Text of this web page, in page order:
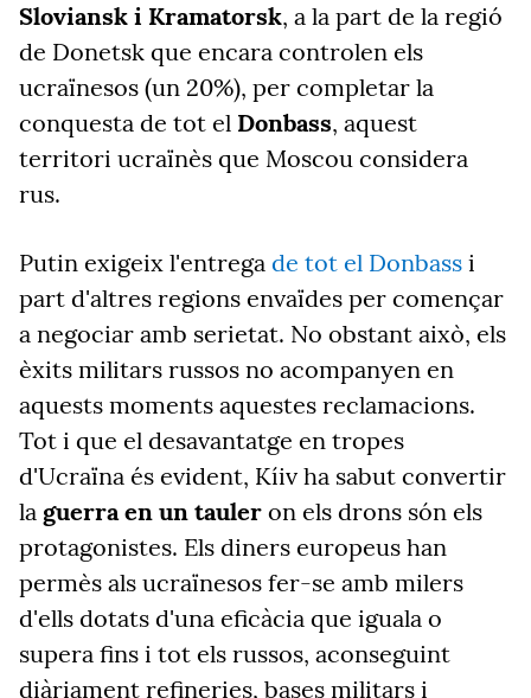
Sloviansk i Kramatorsk, a la part de la regió
de Donetsk que encara controlen els
ucraïnesos (un 20%), per completar la
conquesta de tot el Donbass, aquest
territori ucraïnès que Moscou considera
rus.
Putin exigeix l'entrega de tot el Donbass i
part d'altres regions envaïdes per començar
a negociar amb serietat. No obstant això, els
èxits militars russos no acompanyen en
aquests moments aquestes reclamacions.
Tot i que el desavantatge en tropes
d'Ucraïna és evident, Kíiv ha sabut convertir
la guerra en un tauler on els drons són els
protagonistes. Els diners europeus han
permès als ucraïnesos fer-se amb milers
d'ells dotats d'una eficàcia que iguala o
supera fins i tot els russos, aconseguint
diàriament refineries, bases militars i